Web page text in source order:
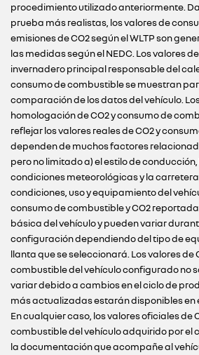
procedimiento utilizado anteriormente.
prueba más realistas, los valores de
emisiones de CO2 según el WLTP son
las medidas según el NEDC. Los valores
invernadero principal responsable del
consumo de combustible se muestran
comparación de los datos del vehículo.
homologación de CO2 y consumo de
reflejar los valores reales de CO2 y
dependen de muchos factores
pero no limitado a) el estilo de
condiciones meteorológicas y la
condiciones, uso y equipamiento del
consumo de combustible y CO2
básica del vehículo y pueden variar
configuración dependiendo del tipo de
llanta que se seleccionará. Los valores de
combustible del vehículo configurado no
variar debido a cambios en el ciclo de
más actualizadas estarán disponibles en
En cualquier caso, los valores oficiales de
combustible del vehículo adquirido por el
la documentación que acompañe al